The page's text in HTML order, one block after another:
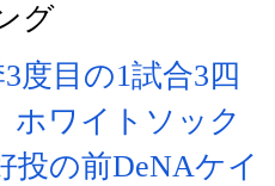
グ
度目の1試合3四
ワイトソック
投の前DeNAケイ